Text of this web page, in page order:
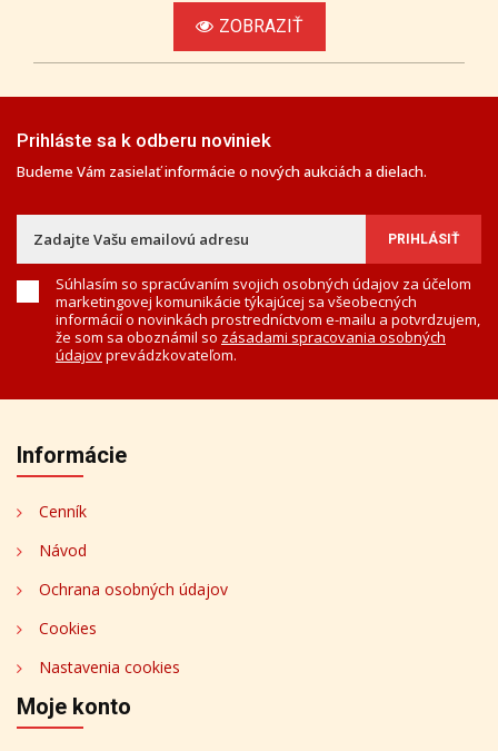
ZOBRAZIŤ
Prihláste sa k odberu noviniek
Budeme Vám zasielať informácie o nových aukciách a dielach.
Súhlasím so spracúvaním svojich osobných údajov za účelom
marketingovej komunikácie týkajúcej sa všeobecných
informácií o novinkách prostredníctvom e-mailu a potvrdzujem,
že som sa oboznámil so zásadami spracovania osobných
údajovprevádzkovateľom.
Informácie
Cenník
Návod
Ochrana osobných údajov
Cookies
Nastavenia cookies
Moje konto